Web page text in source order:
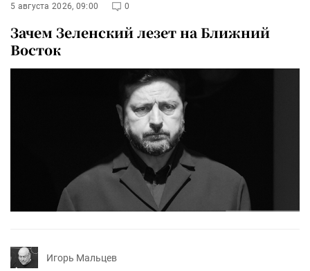
5 августа 2026, 09:00 0
Зачем Зеленский лезет на Ближний
Восток
Игорь Мальцев